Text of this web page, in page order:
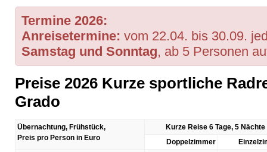
Termine 2026:
Anreisetermine: vom 22.04. bis 30.09.
Samstag und Sonntag, ab 5 Personen
Preise 2026 Kurze sportliche
Grado
Übernachtung, Frühstück,
Preis pro Person in Euro
Kurze Reise 6 Tage, 5 Nächte
Doppelzimmer